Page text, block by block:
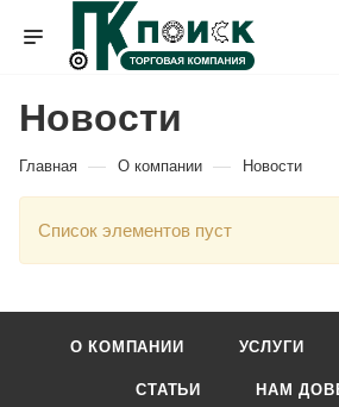
Новости
Главная — О компании — Новости
Список элементов пуст
О КОМПАНИИ УСЛУГИ
СТАТЬИ НАМ